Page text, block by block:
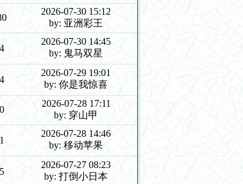
2026-07-30 15:12
by: 亚洲彩王
2026-07-30 14:45
by: 鬼马双星
2026-07-29 19:01
by: 你是我惊喜
2026-07-28 17:11
by: 穿山甲
2026-07-28 14:46
by: 移动苹果
2026-07-27 08:23
by: 打倒小日本